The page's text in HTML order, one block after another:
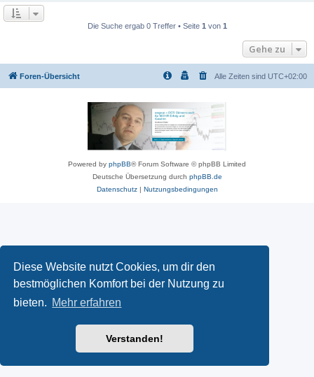
Diese Website nutzt Cookies, um dir den
bestmöglichen Komfort bei der Nutzung zu
bieten. Mehr erfahren
Verstanden!
Die Suche ergab 0 Treffer • Seite 1 von 1
Gehe zu
Foren-Übersicht Alle Zeiten sind UTC+02:00
Powered by phpBB® Forum Software © phpBB Limited
Deutsche Übersetzung durch phpBB.de
Datenschutz| Nutzungsbedingungen